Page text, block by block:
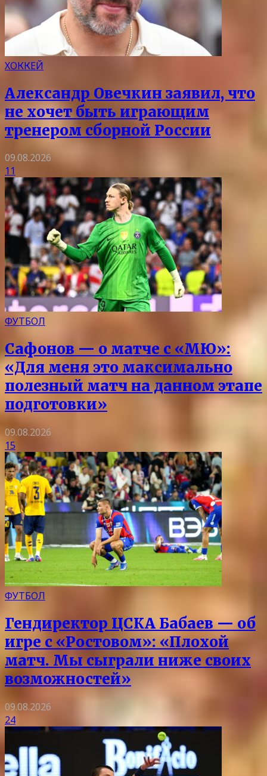
ХОККЕЙ
Александр Овечкин заявил, что
не хочет быть играющим
тренером сборной России
09.08.2026
11
ФУТБОЛ
Сафонов — о матче с «МЮ»:
«Для меня это максимально
полезный матч на данном этапе
подготовки»
09.08.2026
15
ФУТБОЛ
Гендиректор ЦСКА Бабаев — об
игре с «Ростовом»: «Плохой
матч. Мы сыграли ниже своих
возможностей»
09.08.2026
24